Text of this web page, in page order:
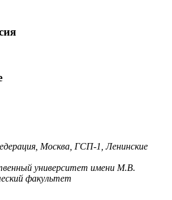
Москва, ГСП-1, Ленинские
университет имени М.В.
факультет